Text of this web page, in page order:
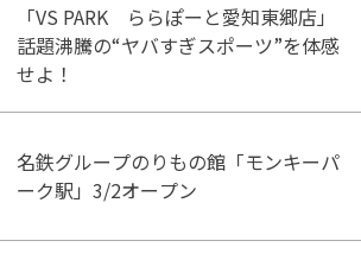
「VS PARK ららぽーと愛知東郷店」
話題沸騰の“ヤバすぎスポーツ”を体感
せよ！
名鉄グループのりもの館「モンキーパ
ーク駅」3/2オープン